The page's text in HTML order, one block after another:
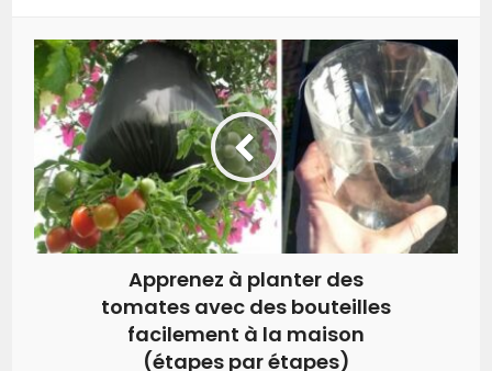
Apprenez à planter des
tomates avec des bouteilles
facilement à la maison
(étapes par étapes)